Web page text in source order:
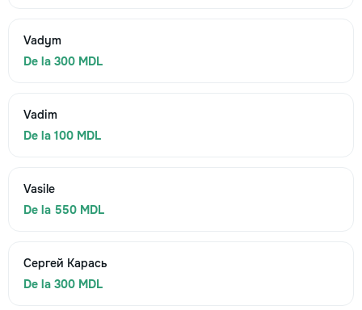
Vadym
De la 300 MDL
Vadim
De la 100 MDL
Vasile
De la 550 MDL
Сергей Карась
De la 300 MDL